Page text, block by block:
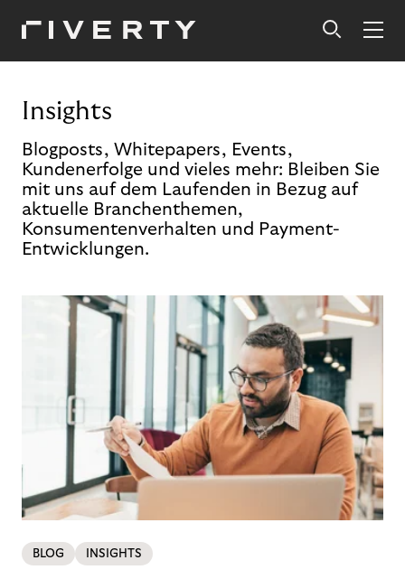
Insights
Blogposts, Whitepapers, Events,
Kundenerfolge und vieles mehr: Bleiben Sie
mit uns auf dem Laufenden in Bezug auf
aktuelle Branchenthemen,
Konsumentenverhalten und Payment-
Entwicklungen.
BLOG INSIGHTS